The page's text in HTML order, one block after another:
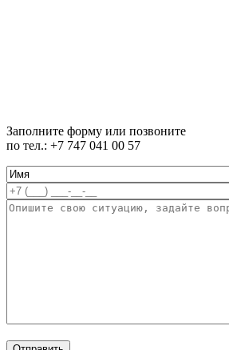
Заполните форму или позвоните
по тел.: +7 747 041 00 57